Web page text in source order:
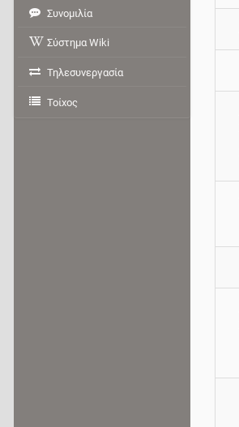
Συνομιλία
Σύστημα Wiki
Τηλεσυνεργασία
Τοίχος